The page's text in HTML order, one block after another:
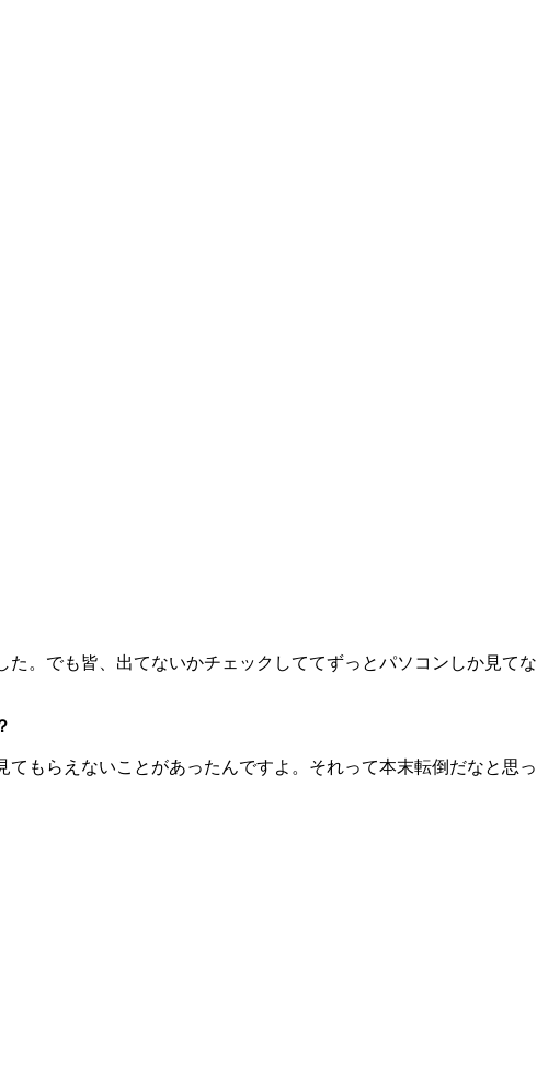
。でも皆、出てないかチェックしててずっとパソコンしか見てな
もらえないことがあったんですよ。それって本末転倒だなと思っ